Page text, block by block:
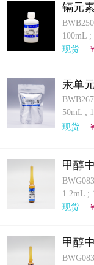
镉元
100mL ;
现货
汞单
50mL ;
现货
甲醇
1.2mL ;
现货
甲醇
物质